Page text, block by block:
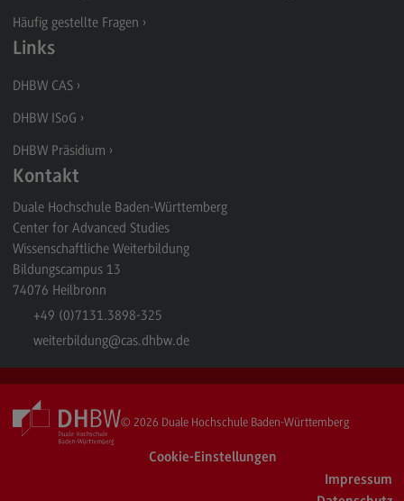
Häufig gestellte Fragen
Links
DHBW CAS
DHBW ISoG
DHBW Präsidium
Kontakt
Duale Hochschule Baden-Württemberg
Center for Advanced Studies
Wissenschaftliche Weiterbildung
Bildungscampus 13
74076 Heilbronn
+49 (0)7131.3898-325
weiterbildung@cas.dhbw.de
© 2026 Duale Hochschule Baden-Württemberg
Cookie-Einstellungen
Impressum